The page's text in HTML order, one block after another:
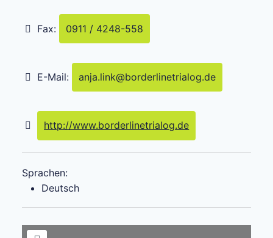
Fax: 0911 / 4248-558
E-Mail: anja.link@borderlinetrialog.de
http://www.borderlinetrialog.de
Sprachen:
Deutsch